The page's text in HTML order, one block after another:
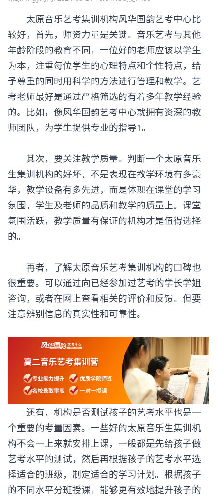
太原音乐艺考集训机构风华国韵艺考中心比
较好，首先，师资力量是关键。音乐艺考与其他
年龄阶段的教育不同，一位好的老师应该以学生
为本，注重每位学生的心理特点和个性特点，给
予尊重的同时用科学的方法进行管理和教学。艺
考老师最好是通过严格筛选的有着多年教学经验
的。比如，像风华国韵艺考中心就拥有资深的教
师团队，为学生提供专业的指导1。
其次，要关注教学质量。判断一个太原音乐
生集训机构的好坏，不是表现在教学环境有多豪
华，教学设备有多先进，而是体现在课堂的学习
氛围，学生及老师的品质和教学的质量上。课堂
氛围活跃，教学质量有保证的机构才是值得选择
的。
再者，了解太原音乐艺考集训机构的口碑也
很重要。可以通过向已经参加过艺考的学长学姐
咨询，或者在网上查看相关的评价和反馈。但要
注意辨别信息的真实性和可靠性。
还有，机构是否测试孩子的艺考水平也是一
个重要的考量因素。一些好的太原音乐生集训机
构不会一上来就安排上课，一般都是先给孩子做
艺考水平的测试，然后再根据孩子的艺考水平选
择适合的班级，制定适合的学习计划。根据孩子
的不同水平分班授课，能够更有效地提升孩子的